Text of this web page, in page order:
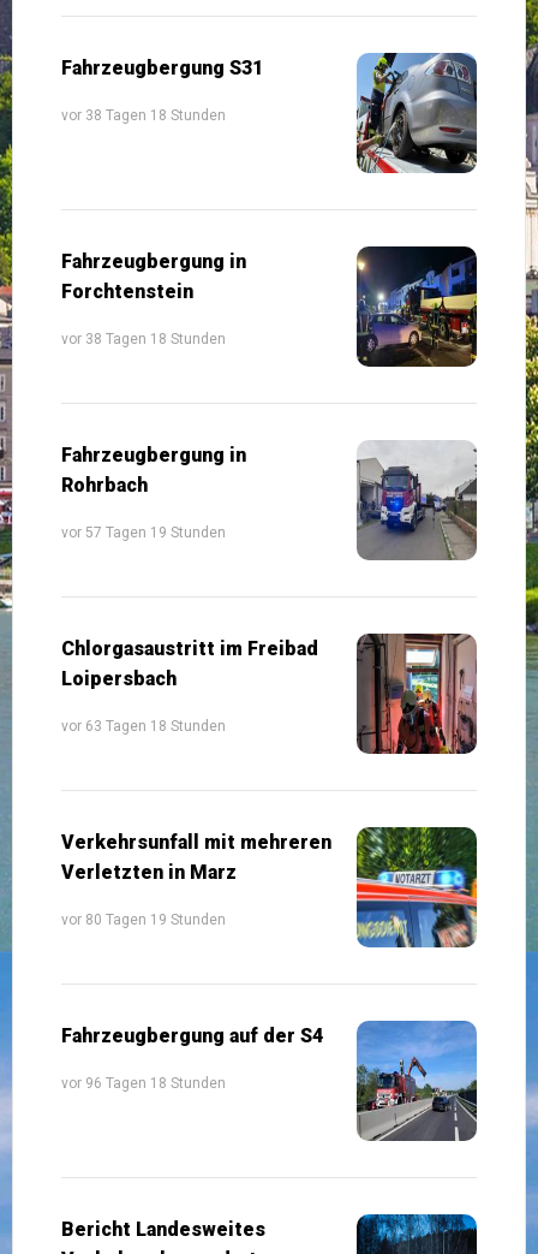
Fahrzeugbergung S31
vor 38 Tagen 18 Stunden
Fahrzeugbergung in
Forchtenstein
vor 38 Tagen 18 Stunden
Fahrzeugbergung in
Rohrbach
vor 57 Tagen 19 Stunden
Chlorgasaustritt im Freibad
Loipersbach
vor 63 Tagen 18 Stunden
Verkehrsunfall mit mehreren
Verletzten in Marz
vor 80 Tagen 19 Stunden
Fahrzeugbergung auf der S4
vor 96 Tagen 18 Stunden
Bericht Landesweites